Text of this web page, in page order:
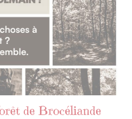
de Brocéliande